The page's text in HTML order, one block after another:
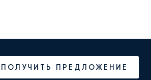
ПОЛУЧИТЬ ПРЕДЛОЖЕНИЕ